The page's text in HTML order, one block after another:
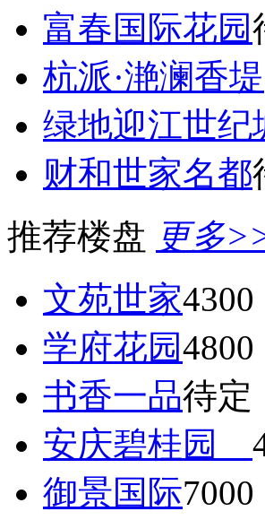
富春国际花园
杭派·滟澜香堤
绿地迎江世纪
财和世家名都
推荐楼盘 更多
文苑世家4300
学府花园4800
书香一品待定
安庆碧桂园
御景国际7000